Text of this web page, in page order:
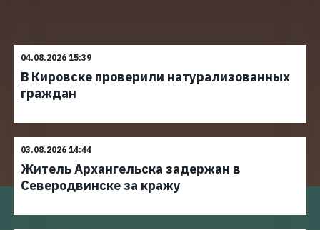
04.08.2026 15:39
В Кировске проверили натурализованных
граждан
03.08.2026 14:44
Житель Архангельска задержан в
Северодвинске за кражу